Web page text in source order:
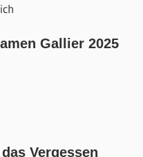
Gallier 2025
Vergessen